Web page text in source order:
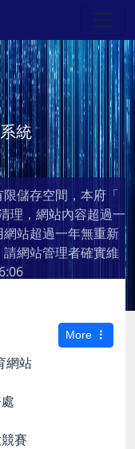
統
儲存空間，本府「
理，網站內容超過一
站超過一年無重新
網站管理者確實維
More
網站
賽